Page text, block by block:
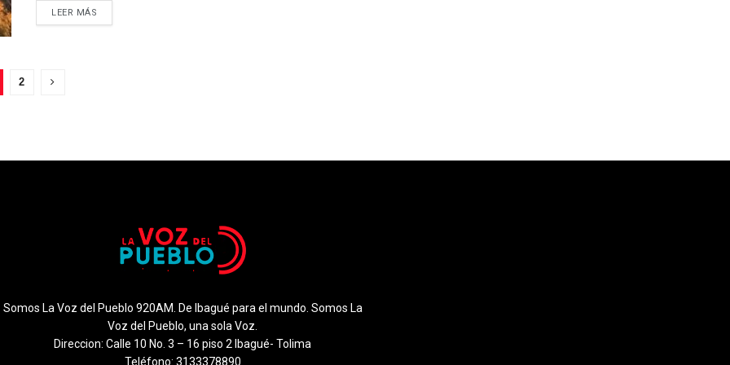
LEER MÁS
2
Somos La Voz del Pueblo 920AM. De Ibagué para el mundo. Somos La
Voz del Pueblo, una sola Voz.
Direccion: Calle 10 No. 3 – 16 piso 2 Ibagué- Tolima
Teléfono: 3133378890